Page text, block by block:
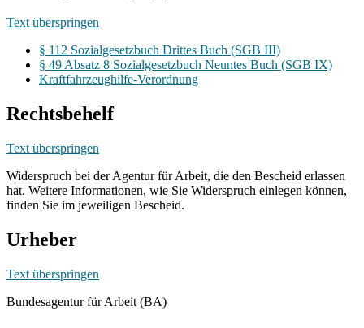
Text überspringen
§ 112 Sozialgesetzbuch Drittes Buch (SGB III)
§ 49 Absatz 8 Sozialgesetzbuch Neuntes Buch (SGB IX)
Kraftfahrzeughilfe-Verordnung
Rechtsbehelf
Text überspringen
Widerspruch bei der Agentur für Arbeit, die den Bescheid erlassen
hat. Weitere Informationen, wie Sie Widerspruch einlegen können,
finden Sie im jeweiligen Bescheid.
Urheber
Text überspringen
Bundesagentur für Arbeit (BA)